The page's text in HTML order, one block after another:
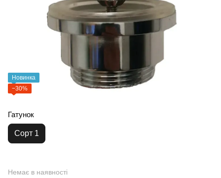
Новинка
−30%
Гатунок
Сорт 1
Немає в наявності